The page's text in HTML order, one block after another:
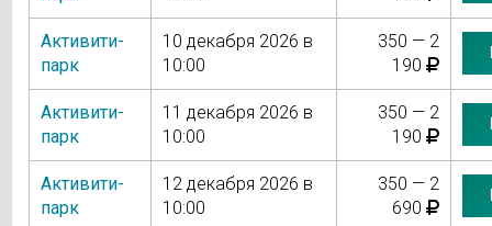
Активити-
парк
10 декабря 2026 в
10:00
350 — 2
190
Активити-
парк
11 декабря 2026 в
10:00
350 — 2
190
Активити-
парк
12 декабря 2026 в
10:00
350 — 2
690